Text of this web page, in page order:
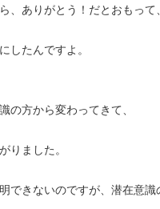
、ありがとう！だとおもって、
したんですよ。
の方から変わってきて、
りました。
できないのですが、潜在意識